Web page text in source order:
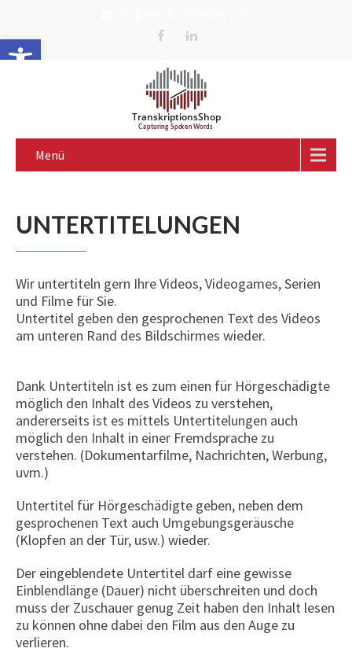
Werkzeugleiste öffnen
Menü
UNTERTITELUNGEN
Wir untertiteln gern Ihre Videos, Videogames, Serien
und Filme für Sie.
Untertitel geben den gesprochenen Text des Videos
am unteren Rand des Bildschirmes wieder.
Dank Untertiteln ist es zum einen für Hörgeschädigte
möglich den Inhalt des Videos zu verstehen,
andererseits ist es mittels Untertitelungen auch
möglich den Inhalt in einer Fremdsprache zu
verstehen. (Dokumentarfilme, Nachrichten, Werbung,
uvm.)
Untertitel für Hörgeschädigte geben, neben dem
gesprochenen Text auch Umgebungsgeräusche
(Klopfen an der Tür, usw.) wieder.
Der eingeblendete Untertitel darf eine gewisse
Einblendlänge (Dauer) nicht überschreiten und doch
muss der Zuschauer genug Zeit haben den Inhalt lesen
zu können ohne dabei den Film aus den Auge zu
verlieren.